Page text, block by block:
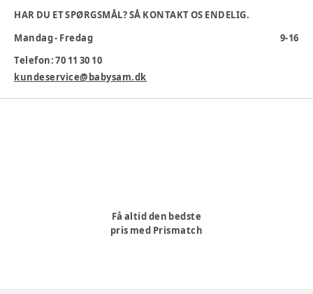
HAR DU ET SPØRGSMÅL? SÅ KONTAKT OS ENDELIG.
Mandag - Fredag
9-16
Telefon: 70 11 30 10
kundeservice@babysam.dk
Få altid den bedste
pris med Prismatch